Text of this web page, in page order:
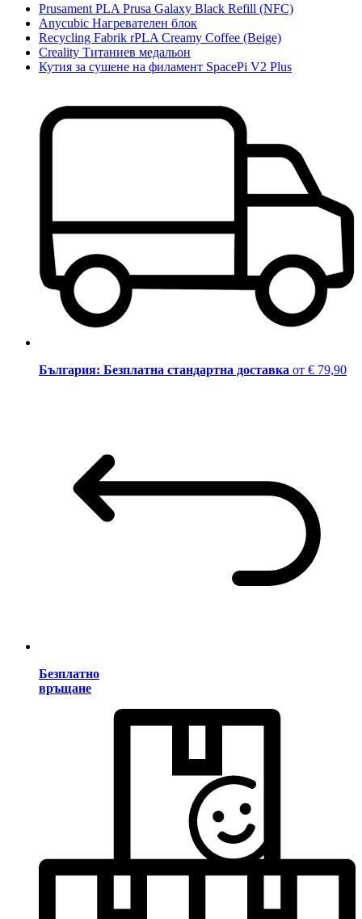
Prusament PLA Prusa Galaxy Black Refill (NFC)
Anycubic Нагревателен блок
Recycling Fabrik rPLA Creamy Coffee (Beige)
Creality Титаниев медальон
Кутия за сушене на филамент SpacePi V2 Plus
България: Безплатна стандартна доставка от € 79,90
Безплатно
връщане